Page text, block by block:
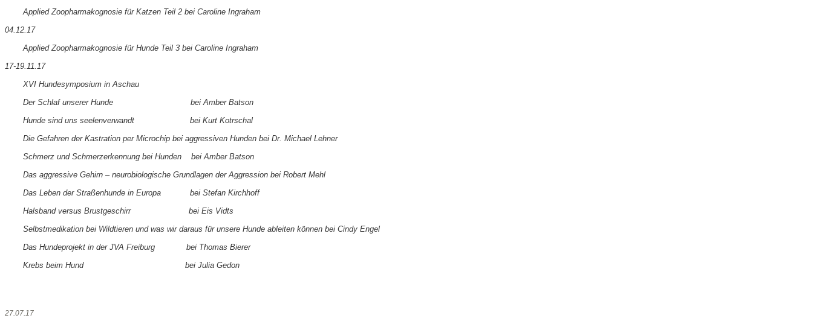
Applied Zoopharmakognosie für Katzen Teil 2 bei Caroline Ingraham
04.12.17
Applied Zoopharmakognosie für Hunde Teil 3 bei Caroline Ingraham
17-19.11.17
XVI Hundesymposium in Aschau
Der Schlaf unserer Hunde bei Amber Batson
Hunde sind uns seelenverwandt bei Kurt Kotrschal
Die Gefahren der Kastration per Microchip bei aggressiven Hunden bei Dr. Michael Lehner
Schmerz und Schmerzerkennung bei Hunden bei Amber Batson
Das aggressive Gehirn – neurobiologische Grundlagen der Aggression bei Robert Mehl
Das Leben der Straßenhunde in Europa bei Stefan Kirchhoff
Halsband versus Brustgeschirr bei Eis Vidts
Selbstmedikation bei Wildtieren und was wir daraus für unsere Hunde ableiten können bei Cindy Engel
Das Hundeprojekt in der JVA Freiburg bei Thomas Bierer
Krebs beim Hund bei Julia Gedon
27.07.17